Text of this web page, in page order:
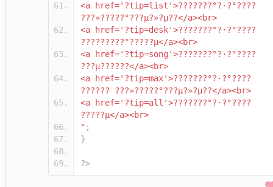
<a href='?tip=list'>???????°?·?°????
???»?????°???µ?»?µ??</a><br>
<a href='?tip=desk'>???????°?·?°????
?????????°?????µ</a><br>
<a href='?tip=song'>???????°?·?°????
???µ??????</a><br>
<a href='?tip=max'>???????°?·?°????
?????? ???»?????°???µ?»?µ??</a><br>
<a href='?tip=all'>???????°?·?°????
?????µ</a><br>
" ;
}
?>